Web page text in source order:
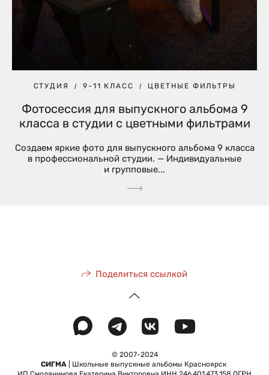
СТУДИЯ 9-11 КЛАСС ЦВЕТНЫЕ ФИЛЬТРЫ
Фотосессия для выпускного альбома 9
класса в студии с цветными фильтрами
Создаем яркие фото для выпускного альбома 9 класса
в профессиональной студии. — Индивидуальные
и групповые...
Поделиться ссылкой
© 2007-2024
СИГМА | Школьные выпускные альбомы Красноярск